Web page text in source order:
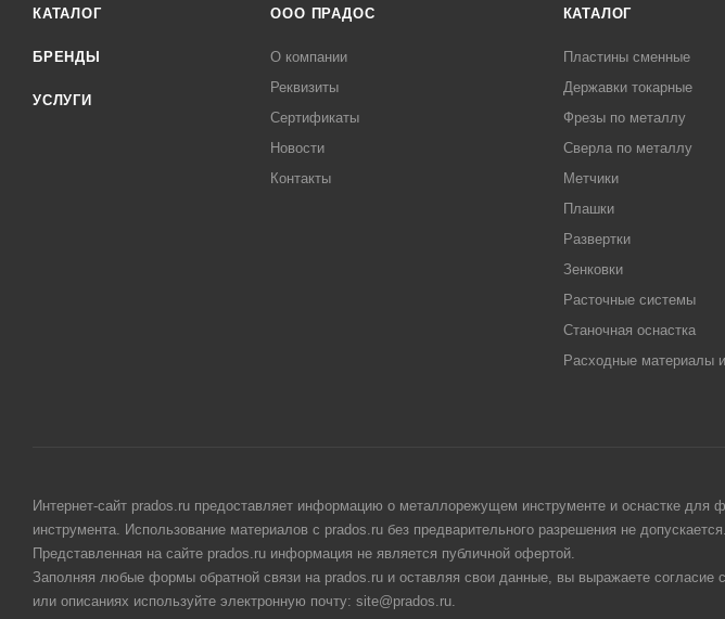
КАТАЛОГ
БРЕНДЫ
УСЛУГИ
ООО ПРАДОС
О компании
Реквизиты
Сертификаты
Новости
Контакты
КАТАЛОГ
Пластины сменные
Державки токарные
Фрезы по металлу
Сверла по металлу
Метчики
Плашки
Развертки
Зенковки
Расточные системы
Станочная оснастка
Расходные материалы
Интернет-сайт prados.ru предоставляет информацию о металлорежущем инструменте и оснастке для
инструмента. Использование материалов с prados.ru без предварительного разрешения не
Представленная на сайте prados.ru информация не является публичной офертой.
Заполняя любые формы обратной связи на prados.ru и оставляя свои данные, вы выражаете
или описаниях используйте электронную почту: site@prados.ru.